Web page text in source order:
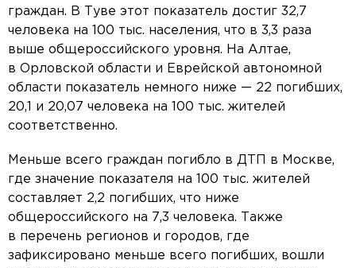
граждан. В Туве этот показатель достиг 32,7
человека на 100 тыс. населения, что в 3,3 раза
выше общероссийского уровня. На Алтае,
в Орловской области и Еврейской автономной
области показатель немного ниже — 22 погибших,
20,1 и 20,07 человека на 100 тыс. жителей
соответственно.
Меньше всего граждан погибло в ДТП в Москве,
где значение показателя на 100 тыс. жителей
составляет 2,2 погибших, что ниже
общероссийского на 7,3 человека. Также
в перечень регионов и городов, где
зафиксировано меньше всего погибших, вошли